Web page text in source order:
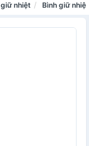
nhiệt Bình giữ nhiệt